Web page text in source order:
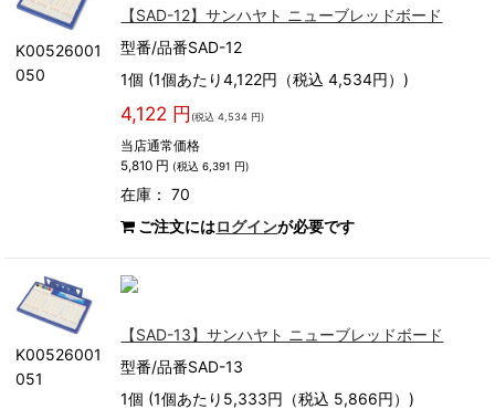
K00526001
050
【SAD-12】サンハヤト ニューブレッドボード
型番/品番SAD-12
1個 (1個あたり4,122円（税込 4,534円）)
4,122 円 (税込 4,534 円)
当店通常価格
5,810 円 (税込 6,391 円)
在庫： 70
ご注文にはログインが必要です
K00526001
051
【SAD-13】サンハヤト ニューブレッドボード
型番/品番SAD-13
1個 (1個あたり5,333円（税込 5,866円）)